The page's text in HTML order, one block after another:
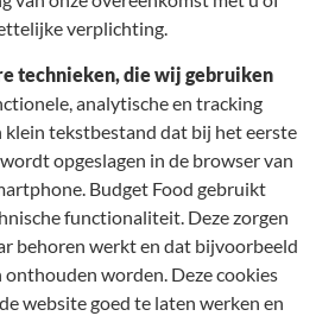
verplichting.
technieken, die wij gebruiken
analytische en tracking
klein tekstbestand dat bij het eerste
opgeslagen in de browser van
Budget Food gebruikt
functionaliteit. Deze zorgen
behoren werkt en dat bijvoorbeeld
worden. Deze cookies
website goed te laten werken en